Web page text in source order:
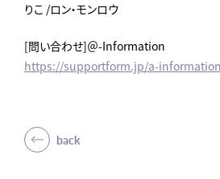
りこ /ロン・モンロウ
[問い合わせ]＠-Information
https://supportform.jp/a-information
back